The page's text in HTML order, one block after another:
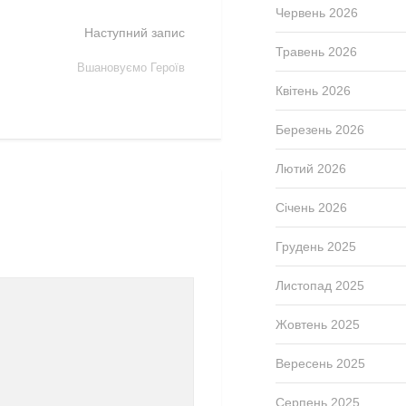
Наступний запис
Вшановуємо Героїв
Червень 2026
Травень 2026
Квітень 2026
Березень 2026
Лютий 2026
Січень 2026
Грудень 2025
Листопад 2025
Жовтень 2025
Вересень 2025
Серпень 2025